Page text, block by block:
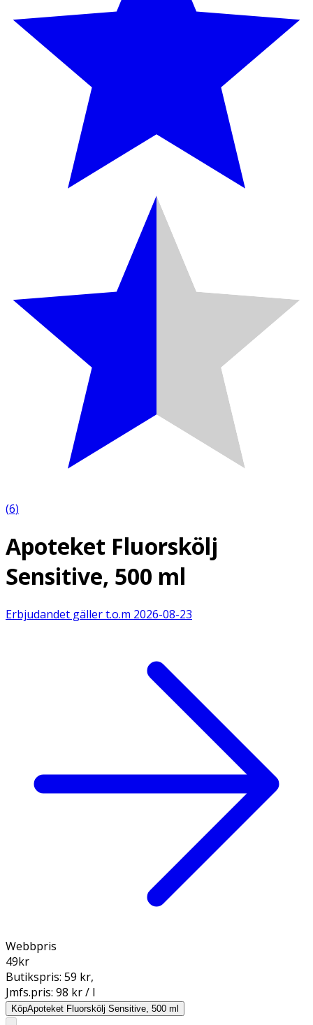
(6)
Apoteket Fluorskölj
Sensitive, 500 ml
Erbjudandet gäller t.o.m 2026-08-23
Webbpris
49kr
Butikspris: 59 kr,
Jmfs.pris: 98 kr / l
KöpApoteket Fluorskölj Sensitive, 500 ml